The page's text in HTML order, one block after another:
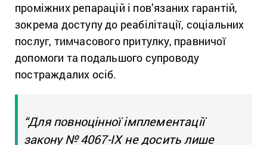
проміжних репарацій і пов’язаних гарантій,
зокрема доступу до реабілітації, соціальних
послуг, тимчасового притулку, правничої
допомоги та подальшого супроводу
постраждалих осіб.
“Для повноцінної імплементації
закону № 4067-IX не досить лише